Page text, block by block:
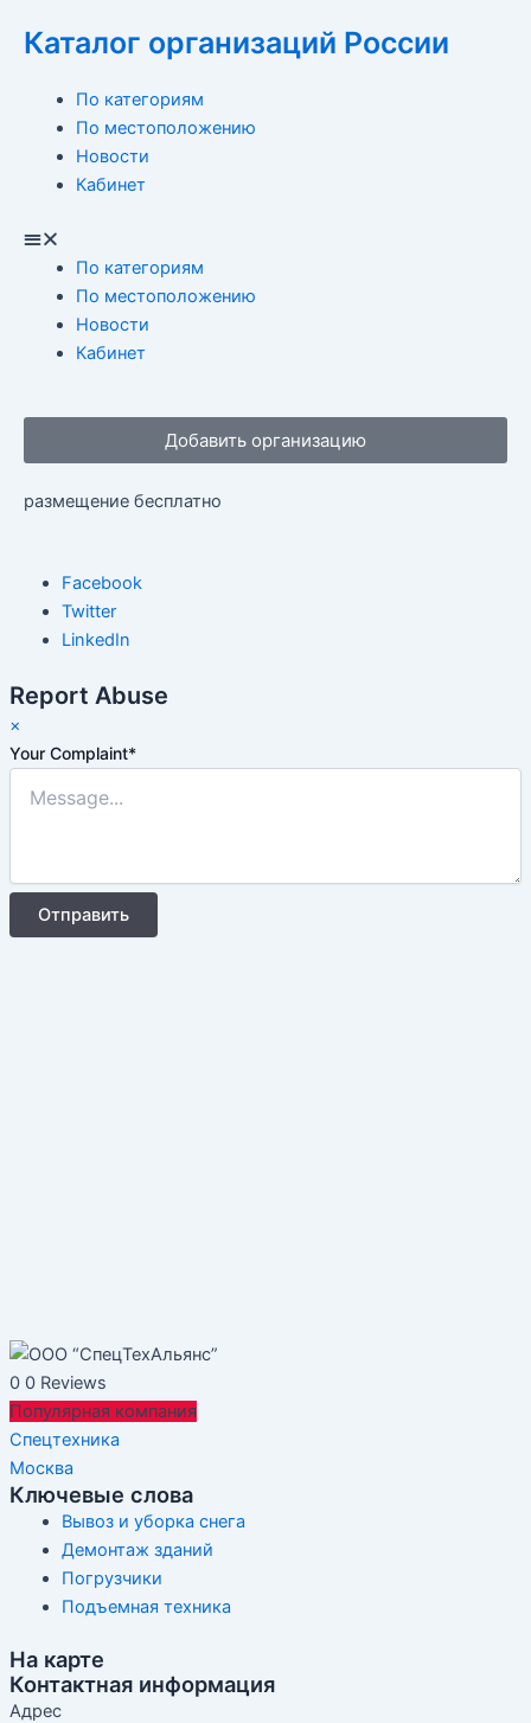
Каталог организаций России
По категориям
По местоположению
Новости
Кабинет
Menu
По категориям
По местоположению
Новости
Кабинет
Добавить организацию
размещение бесплатно
Facebook
Twitter
LinkedIn
Report Abuse
×
Your Complaint*
Отправить
0 0 Reviews
Популярная компания
Спецтехника
Москва
Ключевые слова
Вывоз и уборка снега
Демонтаж зданий
Погрузчики
Подъемная техника
На карте
Контактная информация
Адрес